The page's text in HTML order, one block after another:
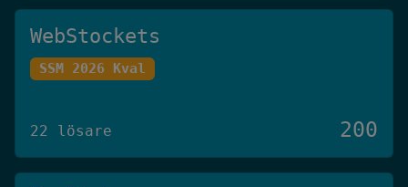
WebStockets
SSM 2026 Kval
22 lösare 200